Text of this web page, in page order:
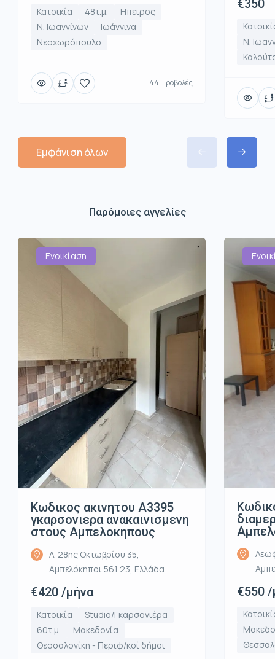
Κατοικία 48τ.μ.
Ηπειρος
Ν. Ιωαννίνων
Ιωάννινα
Νεοχωρόπουλο
44 Προβολές
€350
Ν.
Εμφάνιση όλων
Παρόμοιες αγγελίες
Ενοικίαση
Κωδικος ακινητου Α3395
γκαρσονιερα ανακαινισμενη
στους Αμπελοκηπους
Λ. 28ης Οκτωβρίου 35,
Αμπελόκηποι 561 23, Ελλάδα
€420 /μήνα
Κατοικία
Studio/Γκαρσονιέρα
60τ.μ.
Μακεδονία
Θεσσαλονίκη - Περιφ/κοί δήμοι
€550